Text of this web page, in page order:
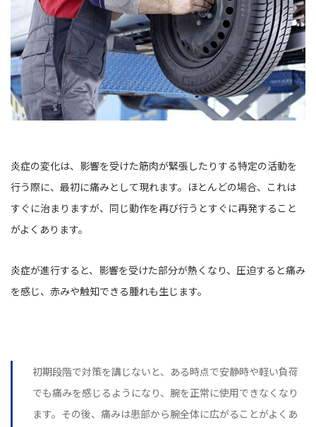
炎症の変化は、影響を受けた筋肉が緊張したりする特定の活動を
行う際に、最初に痛みとして現れます。ほとんどの場合、これは
すぐに治まりますが、同じ動作を再び行うとすぐに再発すること
がよくあります。
炎症が進行すると、影響を受けた部分が熱くなり、圧迫すると痛み
を感じ、赤みや触知できる腫れも生じます。
初期段階で対策を講じないと、ある時点で安静時や軽い負荷
でも痛みを感じるようになり、腕を正常に使用できなくなり
ます。その後、痛みは患部から腕全体に広がることがよくあ